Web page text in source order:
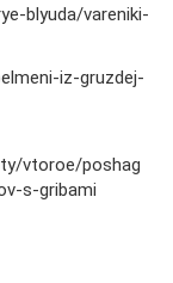
blyuda/vareniki-
iz-gruzdej-
vtoroe/poshag
s-gribami